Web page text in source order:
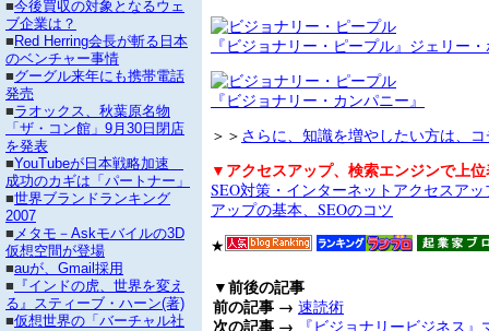
『ビジョナリー・ピープル』ジェリー
『ビジョナリー・カンパニー』
＞＞ さらに、知識を増やしたい方は、
▼アクセスアップ、検索エンジンで上
SEO対策・インターネットアクセスア
アップの基本、SEOのコツ
★
▼前後の記事
前の記事 → 速読術
次の記事 →
『ビジョナリービジネス
■今後買収の対象となるウェ
ブ企業は？
■ Red Herring会長が斬る日本
のベンチャー事情
■グーグル来年にも携帯電話
発売
■ラオックス、秋葉原名物
「ザ・コン館」9月30日閉店
を発表
■YouTubeが日本戦略加速
成功のカギは「パートナー」
■世界ブランドランキング
2007
■ メタモ－Askモバイルの3D
仮想空間が登場
■auが、Gmail採用
■ 『インドの虎、世界を変え
る』スティーブ・ハーン(著)
■仮想世界の「バーチャル社